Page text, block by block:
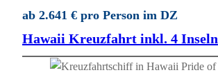
ab 2.641 € pro Person im DZ
Hawaii Kreuzfahrt inkl. 4 Inseln